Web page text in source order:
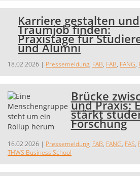
Karriere gestalten und
Traumjob finden:
Praxistage für
und Alumni
18.02.2026 | Pressemeldung, FAB, FAB, FANG,
Brücke
und Praxis:
stärkt
Forschung
16.02.2026 | Pressemeldung, FAB, FANG, FAS,
THWS Business School